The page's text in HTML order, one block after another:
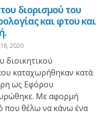
διορισμού του
και φτου και
2020
διοικητικού
καταχωρήθηκαν κατά
ως Εφόρου
Με αφορμή
που θέλω να κάνω ένα